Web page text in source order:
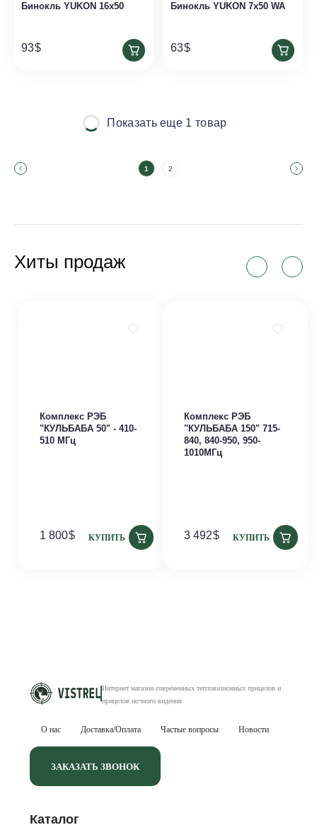
Бинокль YUKON 16x50
93$
Бинокль YUKON 7x50 WA
63$
Показать еще 1 товар
1 2
Хиты продаж
Комплекс РЭБ
"КУЛЬБАБА 150" 715-
840, 840-950, 950-
3 492 КУПИТЬ
Лазерный дальномер
Vortex Razor HD 4000
565$ КУПИТЬ
Интернет магазин современных тепловизионныхприцелов и
прицелов ночного видения
О нас Доставка/Оплата Частые вопросы Новости
ЗАКАЗАТЬ ЗВОНОК
Каталог